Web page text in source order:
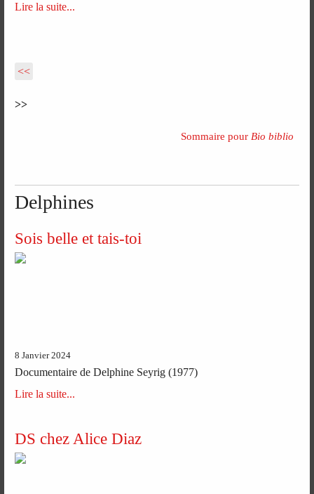
Lire la suite...
<<
>>
Sommaire pour Bio biblio
Delphines
Sois belle et tais-toi
8 Janvier 2024
Documentaire de Delphine Seyrig (1977)
Lire la suite...
DS chez Alice Diaz